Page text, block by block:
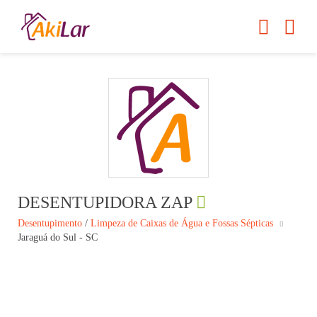
DESENTUPIDORA ZAP
Desentupimento / Limpeza de Caixas de Água e Fossas Sépticas
Jaraguá do Sul - SC